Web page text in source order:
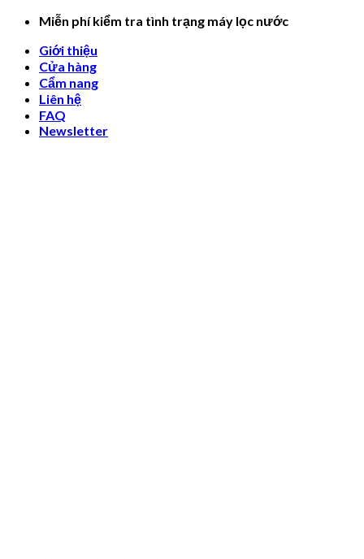
Skip
content
Miễn phí kiểm tra tình trạng máy lọc nước
Giới thiệu
Cửa hàng
Cẩm nang
Liên hệ
FAQ
Newsletter